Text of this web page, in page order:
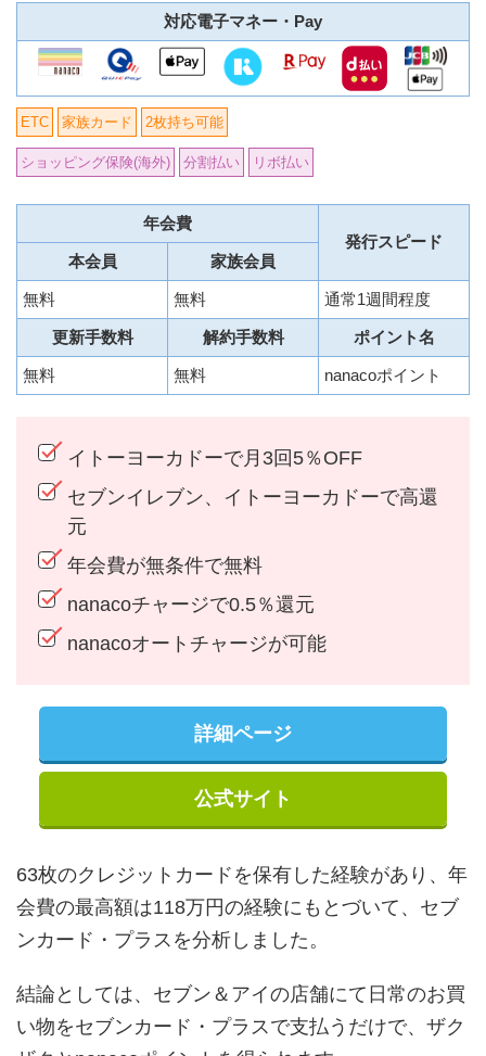
対応電子マネー・Pay
ETC 家族カード 2枚持ち可能
ショッピング保険(海外) 分割払い リボ払い
年会費
発行スピード
本会員
家族会員
無料 無料 通常1週間程度
更新手数料 解約手数料 ポイント名
無料 無料 nanacoポイント
イトーヨーカドーで月3回5％OFF
セブンイレブン、イトーヨーカドーで高還
元
年会費が無条件で無料
nanacoチャージで0.5％還元
nanacoオートチャージが可能
詳細ページ
公式サイト
63枚のクレジットカードを保有した経験があり、年
会費の最高額は118万円の経験にもとづいて、セブ
ンカード・プラスを分析しました。
結論としては、セブン＆アイの店舗にて日常のお買
い物をセブンカード・プラスで支払うだけで、ザク